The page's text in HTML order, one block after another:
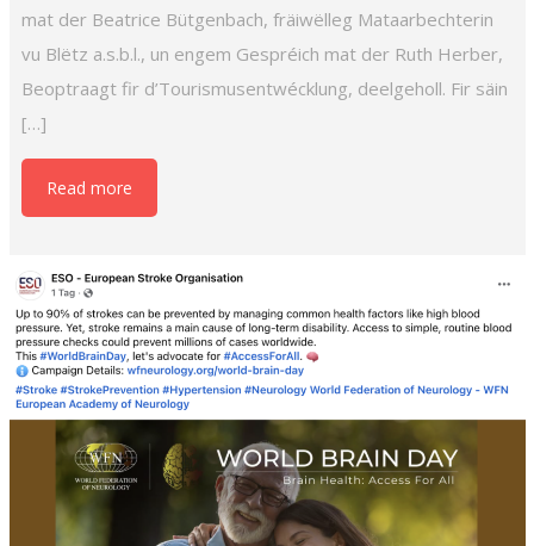
mat der Beatrice Bütgenbach, fräiwëlleg Mataarbechterin
vu Blëtz a.s.b.l., un engem Gespréich mat der Ruth Herber,
Beoptraagt fir d’Tourismusentwécklung, deelgeholl. Fir säin
[…]
Read more